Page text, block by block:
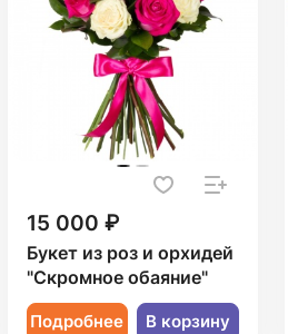
15 000 ₽
Букет из роз и орхидей
"Скромное обаяние"
Подробнее В корзину